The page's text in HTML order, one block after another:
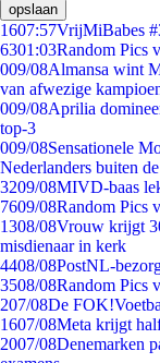
opslaan
1607:57VrijMiBabes
6301:03Random Pics
009/08Almansa wint
van afwezige
009/08Aprilia
top-3
009/08Sensationele
Nederlanders buiten
3209/08MIVD-baas
7609/08Random Pics
1308/08Vrouw krijgt
misdienaar in kerk
4408/08PostNL-
3508/08Random Pics
207/08De
1607/08Meta krijgt
2007/08Denemarken